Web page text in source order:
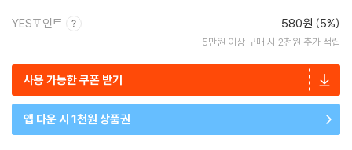
YES포인트 580원 (5%)
5만원 이상 구매 시 2천원 추가 적립
사용 가능한 쿠폰 받기
앱 다운 시 1천원 상품권